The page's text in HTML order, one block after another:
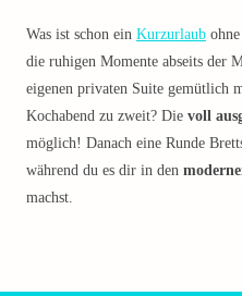
Was ist schon ein Kurzurlaub
die ruhigen Momente abseits der
eigenen privaten Suite gemütlich
Kochabend zu zweit? Die voll
möglich! Danach eine Runde
während du es dir in den
machst.